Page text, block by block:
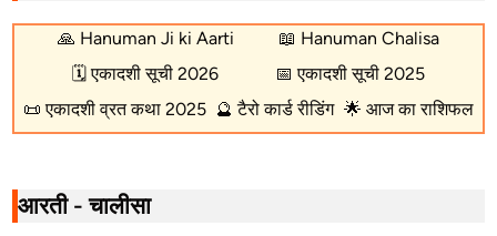
🙏 Hanuman Ji ki Aarti 📖 Hanuman Chalisa
🗓️ एकादशी सूची 2026 📅 एकादशी सूची 2025
📜 एकादशी व्रत कथा 2025 🔮 टैरो कार्ड रीडिंग 🌟 आज का राशिफल
आरती - चालीसा